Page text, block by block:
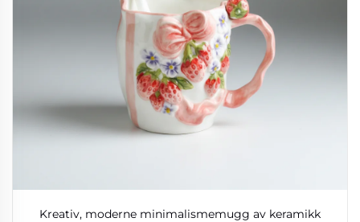
Kreativ, moderne minimalismemugg av keramikk